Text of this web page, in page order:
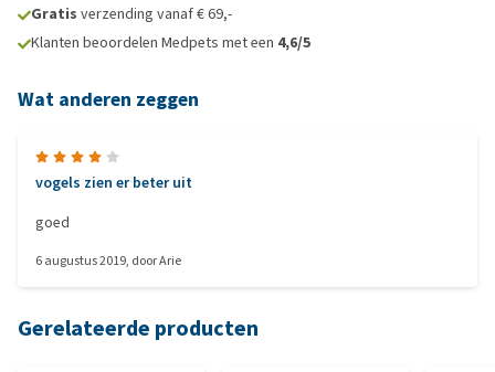
Gratis verzending vanaf € 69,-
Klanten beoordelen Medpets met een 4,6/5
Wat anderen zeggen
vogels zien er beter uit
goed
6 augustus 2019, doorArie
Gerelateerde producten